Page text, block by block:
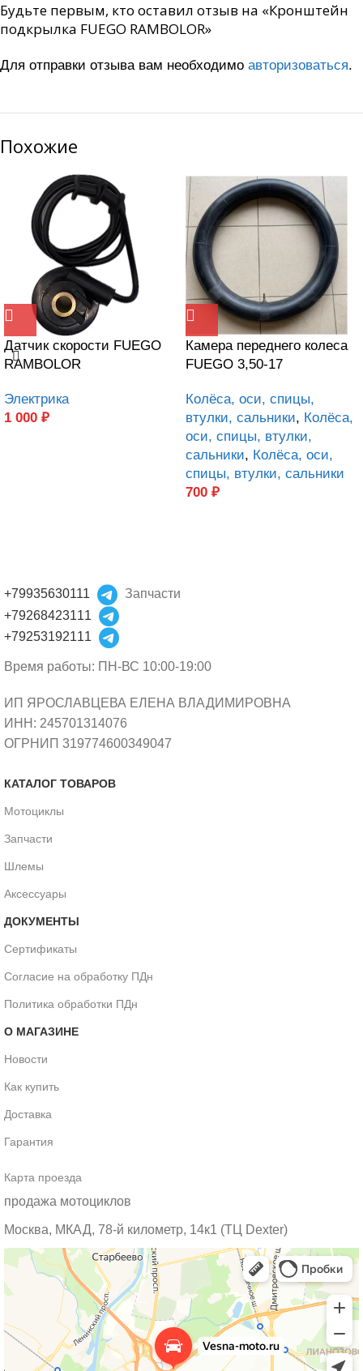
Будьте первым, кто оставил отзыв на «Кронштейн
подкрылка FUEGO RAMBOLOR»
Для отправки отзыва вам необходимо авторизоваться.
Похожие
Датчик скорости FUEGO
RAMBOLOR
Электрика
1 000 ₽
Камера переднего колеса
FUEGO 3,50-17
Колёса, оси, спицы,
втулки, сальники, Колёса,
оси, спицы, втулки,
сальники, Колёса, оси,
спицы, втулки, сальники
700 ₽
+79935630111
Запчасти
+79268423111
+79253192111
Время работы: ПН-ВС 10:00-19:00
ИП ЯРОСЛАВЦЕВА ЕЛЕНА ВЛАДИМИРОВНА
ИНН: 245701314076
ОГРНИП 319774600349047
КАТАЛОГ ТОВАРОВ
Мотоциклы
Запчасти
Шлемы
Аксессуары
ДОКУМЕНТЫ
Сертификаты
Согласие на обработку ПДн
Политика обработки ПДн
О МАГАЗИНЕ
Новости
Как купить
Доставка
Гарантия
Карта проезда
продажа мотоциклов
Москва, МКАД, 78-й километр, 14к1 (ТЦ Dexter)